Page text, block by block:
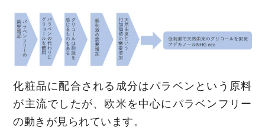
化粧品に配合される成分はパラベンという原料
が主流でしたが、欧米を中心にパラベンフリー
の動きが見られています。